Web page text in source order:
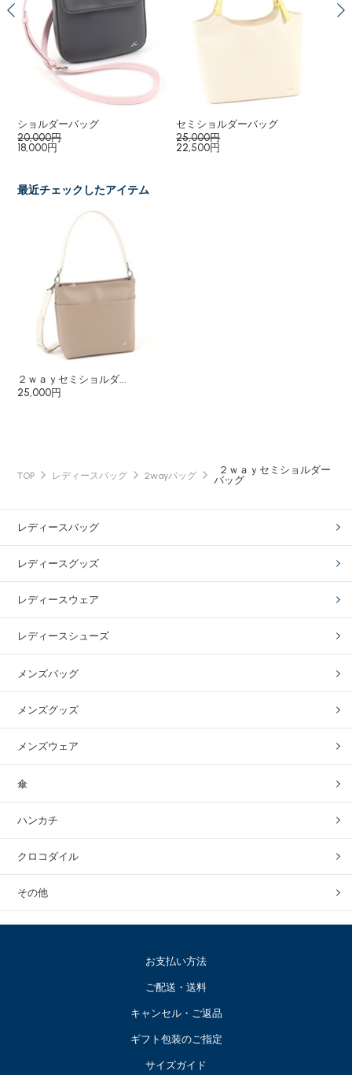
ショルダーバッグ
20,000円
18,000円
セミショルダーバッグ
25,000円
22,500円
最近チェックしたアイテム
２ｗａｙセミショルダ...
25,000円
TOP レディースバッグ 2wayバッグ
２ｗａｙセミショルダー
バッグ
レディースバッグ
レディースグッズ
レディースウェア
レディースシューズ
メンズバッグ
メンズグッズ
メンズウェア
傘
ハンカチ
クロコダイル
その他
お支払い方法
ご配送・送料
キャンセル・ご返品
ギフト包装のご指定
サイズガイド